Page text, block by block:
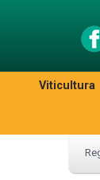
Viticultura